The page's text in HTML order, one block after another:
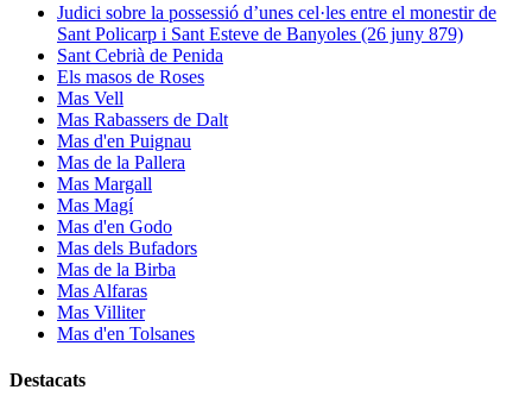
Judici sobre la possessió d’unes cel·les entre el monestir de
Sant Policarp i Sant Esteve de Banyoles (26 juny 879)
Sant Cebrià de Penida
Els masos de Roses
Mas Vell
Mas Rabassers de Dalt
Mas d'en Puignau
Mas de la Pallera
Mas Margall
Mas Magí
Mas d'en Godo
Mas dels Bufadors
Mas de la Birba
Mas Alfaras
Mas Villiter
Mas d'en Tolsanes
Destacats